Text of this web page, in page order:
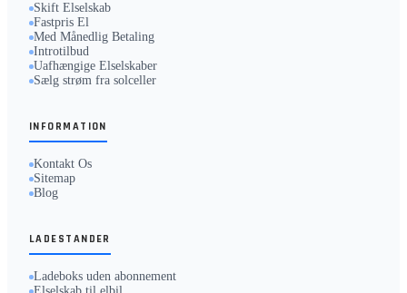
Skift Elselskab
Fastpris El
Med Månedlig Betaling
Introtilbud
Uafhængige Elselskaber
Sælg strøm fra solceller
INFORMATION
Kontakt Os
Sitemap
Blog
LADESTANDER
Ladeboks uden abonnement